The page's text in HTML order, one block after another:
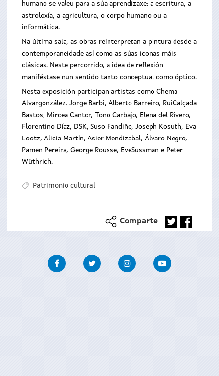
humano se valeu para a súa aprendizaxe: a escritura, a
astroloxía, a agricultura, o corpo humano ou a
informática.
Na última sala, as obras reinterpretan a pintura desde a
contemporaneidade así como as súas iconas máis
clásicas. Neste percorrido, a idea de reflexión
maniféstase nun sentido tanto conceptual como óptico.
Nesta exposición participan artistas como Chema
Alvargonzález, Jorge Barbi, Alberto Barreiro, RuiCalçada
Bastos, Mircea Cantor, Tono Carbajo, Elena del Rivero,
Florentino Díaz, DSK, Suso Fandiño, Joseph Kosuth, Eva
Lootz, Alicia Martín, Asier Mendizabal, Álvaro Negro,
Pamen Pereira, George Rousse, EveSussman e Peter
Wüthrich.
Patrimonio cultural
Comparte
FacebookTwitter InstagramYoutube